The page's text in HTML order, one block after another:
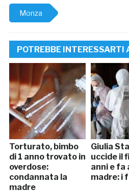
Monza
POTREBBE INTERESSARTI
Torturato, bimbo
di 1 anno trovato in
overdose:
condannata la
madre
Giulia
uccide il
anni e fa
madre: i